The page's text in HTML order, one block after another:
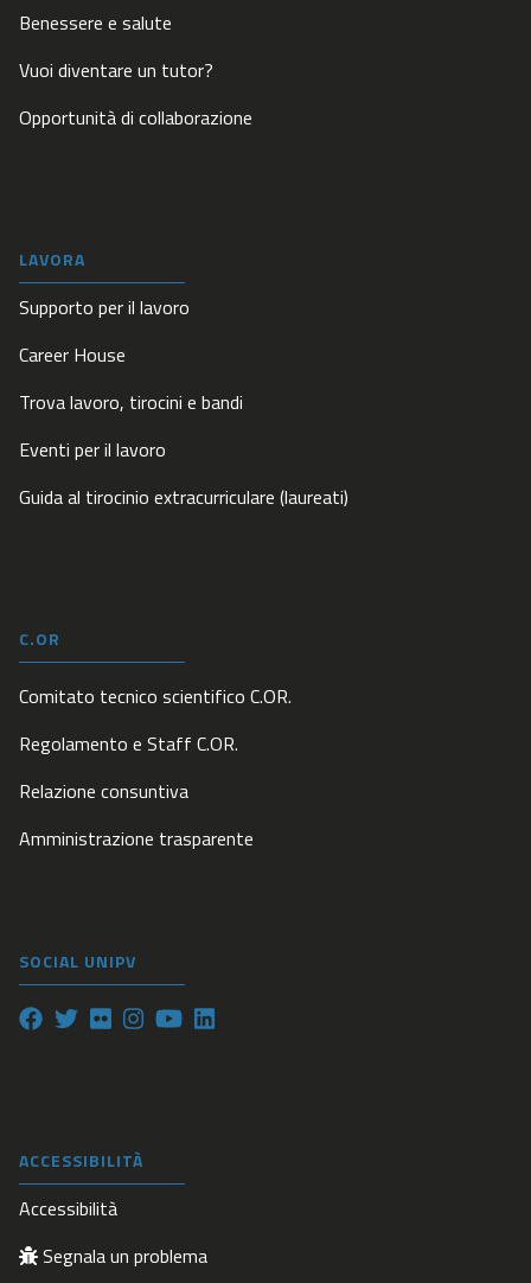
Benessere e salute
Vuoi diventare un tutor?
Opportunità di collaborazione
LAVORA
Supporto per il lavoro
Career House
Trova lavoro, tirocini e bandi
Eventi per il lavoro
Guida al tirocinio extracurriculare (laureati)
C.OR
Comitato tecnico scientifico C.OR.
Regolamento e Staff C.OR.
Relazione consuntiva
Amministrazione trasparente
SOCIAL UNIPV
ACCESSIBILITÀ
Accessibilità
Segnala un problema